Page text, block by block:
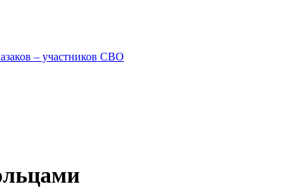
– участников СВО